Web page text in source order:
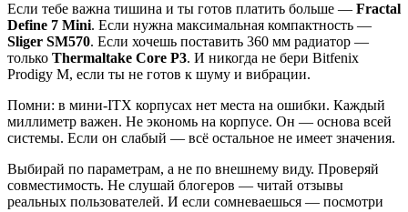
Если тебе важна тишина и ты готов платить больше — Fractal
Define 7 Mini. Если нужна максимальная компактность —
Sliger SM570. Если хочешь поставить 360 мм радиатор —
только Thermaltake Core P3. И никогда не бери Bitfenix
Prodigy M, если ты не готов к шуму и вибрации.
Помни: в мини-ITX корпусах нет места на ошибки. Каждый
миллиметр важен. Не экономь на корпусе. Он — основа всей
системы. Если он слабый — всё остальное не имеет значения.
Выбирай по параметрам, а не по внешнему виду. Проверяй
совместимость. Не слушай блогеров — читай отзывы
реальных пользователей. И если сомневаешься — посмотри